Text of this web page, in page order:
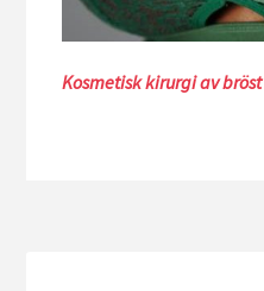
Kosmetisk kirurgi av bröst